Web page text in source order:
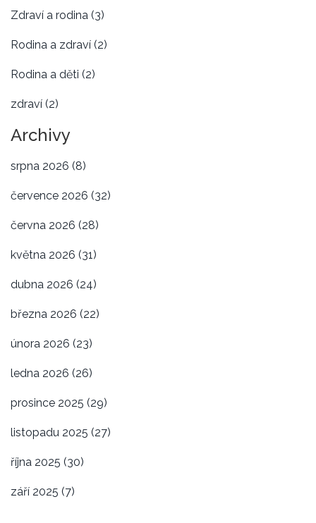
Zdraví a rodina (3)
Rodina a zdraví (2)
Rodina a děti (2)
zdraví (2)
Archivy
srpna 2026 (8)
července 2026 (32)
června 2026 (28)
května 2026 (31)
dubna 2026 (24)
března 2026 (22)
února 2026 (23)
ledna 2026 (26)
prosince 2025 (29)
listopadu 2025 (27)
října 2025 (30)
září 2025 (7)